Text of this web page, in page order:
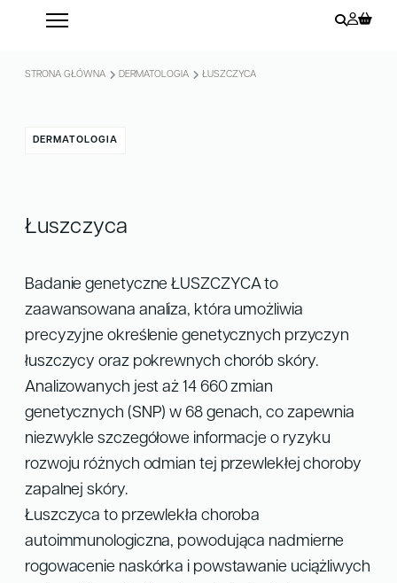
STRONA GŁÓWNA DERMATOLOGIA ŁUSZCZYCA
Łuszczyca
Badanie genetyczne ŁUSZCZYCA to
zaawansowana analiza, która umożliwia
precyzyjne określenie genetycznych przyczyn
łuszczycy oraz pokrewnych chorób skóry.
Analizowanych jest aż 14 660 zmian
genetycznych (SNP) w 68 genach, co zapewnia
niezwykle szczegółowe informacje o ryzyku
rozwoju różnych odmian tej przewlekłej choroby
zapalnej skóry.
Łuszczyca to przewlekła choroba
autoimmunologiczna, powodująca nadmierne
rogowacenie naskórka i powstawanie uciążliwych
DERMATOLOGIA